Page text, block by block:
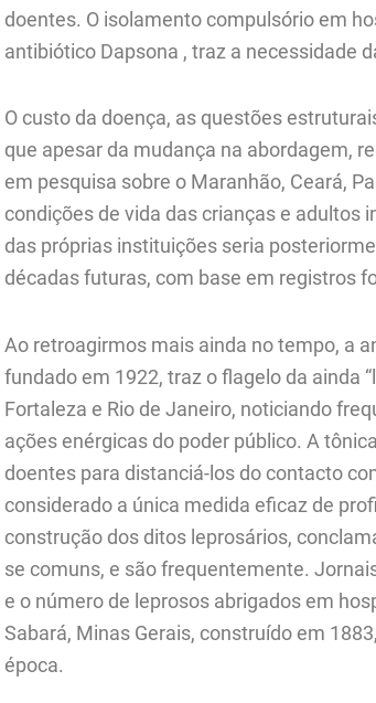
doentes. O isolamento compulsório em
antibiótico Dapsona , traz a necessidade
O custo da doença, as questões
que apesar da mudança na abordagem,
em pesquisa sobre o Maranhão, Ceará,
condições de vida das crianças e adultos
das próprias instituições seria
décadas futuras, com base em registros
Ao retroagirmos mais ainda no tempo, a
fundado em 1922, traz o flagelo da ainda
Fortaleza e Rio de Janeiro, noticiando
ações enérgicas do poder público. A
doentes para distanciá-los do contacto
considerado a única medida eficaz de
construção dos ditos leprosários,
se comuns, e são frequentemente.
e o número de leprosos abrigados em
Sabará, Minas Gerais, construído em
época.